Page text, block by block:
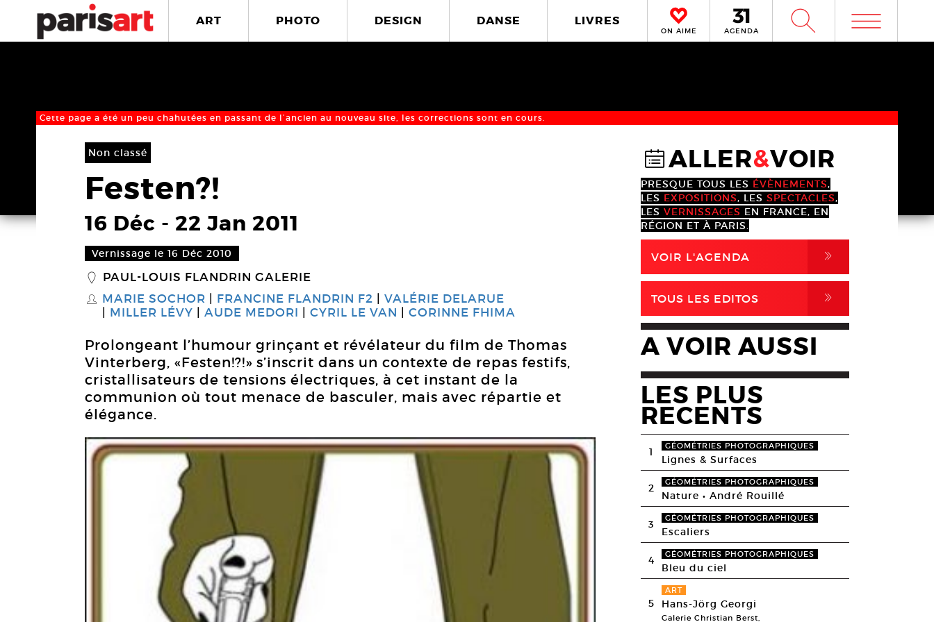
ART PHOTO DESIGN DANSE LIVRES
ON AIME AGENDA W m
Cette page a été un peu chahutées en passant de l’ancien au nouveau site, les corrections sont en cours.
Non classé
Festen?!
16 Déc - 22 Jan 2011
Vernissage le 16 Déc 2010
_ PAUL-LOUIS FLANDRIN GALERIE
S MARIE SOCHOR FRANCINE FLANDRIN F2
VALÉRIE DELARUE
MILLER LÉVY
AUDE MEDORI CYRIL LE VAN CORINNE FHIMA
Prolongeant l’humour grinçant et révélateur du film de Thomas
Vinterberg, «Festen!?!» s’inscrit dans un contexte de repas festifs,
cristallisateurs de tensions électriques, à cet instant de la
communion où tout menace de basculer, mais avec répartie et
élégance.
@ALLER&VOIR
PRESQUE TOUS LES ÉVÈNEMENTS,
LES EXPOSITIONS, LES SPECTACLES,
LES VERNISSAGES EN FRANCE, EN
RÉGION ET À PARIS.
VOIR L'AGENDA ,
TOUS LES EDITOS ,
A VOIR AUSSI
LES PLUS
RECENTS
1 GÉOMÉTRIES PHOTOGRAPHIQUES
Lignes & Surfaces
2 GÉOMÉTRIES PHOTOGRAPHIQUES
Nature • André Rouillé
3 GÉOMÉTRIES PHOTOGRAPHIQUES
Escaliers
4 GÉOMÉTRIES PHOTOGRAPHIQUES
Bleu du ciel
5
ART
Hans-Jörg Georgi
Galerie Christian Berst,